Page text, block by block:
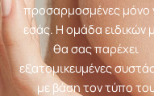
προσαρμοσμένες μόνο
εσάς. Η ομάδα ειδικών
θα σας παρέχει
εξατομικευμένες
με βάση τον τύπο